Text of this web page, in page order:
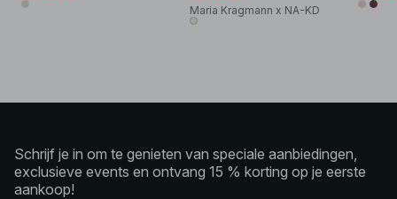
Maria Kragmann x NA-KD
Schrijf je in om te genieten van speciale aanbiedingen,
exclusieve events en ontvang 15 % korting op je eerste
aankoop!